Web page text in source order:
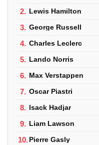
2. Lewis Hamilton
3. George Russell
4. Charles Leclerc
5. Lando Norris
6. Max Verstappen
7. Oscar Piastri
8. Isack Hadjar
9. Liam Lawson
10.Pierre Gasly